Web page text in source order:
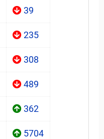
39
235
308
489
362
5704